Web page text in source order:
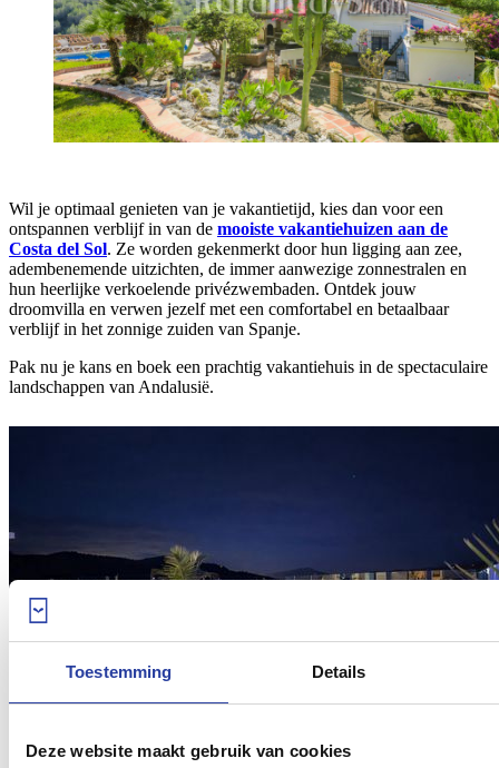
Toestemming Details
Deze website maakt gebruik van cookies
Wil je optimaal genieten van je vakantietijd, kies dan voor een
ontspannen verblijf in van de mooiste vakantiehuizen aan de
Costa del Sol. Ze worden gekenmerkt door hun ligging aan zee,
adembenemende uitzichten, de immer aanwezige zonnestralen en
hun heerlijke verkoelende privézwembaden. Ontdek jouw
droomvilla en verwen jezelf met een comfortabel en betaalbaar
verblijf in het zonnige zuiden van Spanje.
Pak nu je kans en boek een prachtig vakantiehuis in de spectaculaire
landschappen van Andalusië.